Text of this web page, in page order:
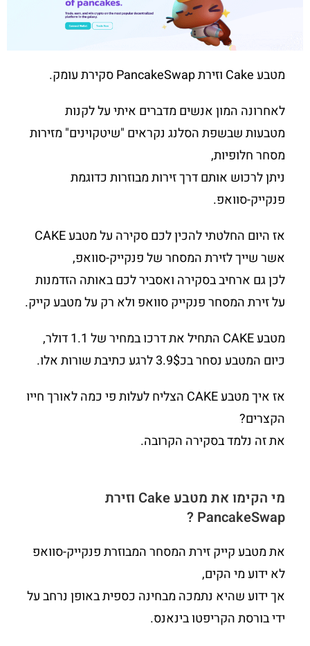
מטבע Cake וזירת PancakeSwap סקירת עומק.
לאחרונה המון אנשים מדברים איתי על לקנות
מטבעות שבשפת הסלנג נקראים "שיטקוינים" מזירות
מסחר חלופיות,
ניתן לרכוש אותם דרך זירות מבוזרות כדוגמת
פנקייק-סוואפ.
אז היום החלטתי להכין לכם סקירה על מטבע CAKE
אשר שייך לזירת המסחר של פנקייק-סוואפ,
לכן גם ארחיב בסקירה ואסביר לכם באותה הזדמנות
על זירת המסחר פנקייק סוואפ ולא רק על מטבע קייק.
מטבע CAKE התחיל את דרכו במחיר של 1.1 דולר,
כיום המטבע נסחר בכ3.9$ לרגע כתיבת שורות אלו.
אז איך מטבע CAKE הצליח לעלות פי כמה לאורך חייו
הקצרים?
את זה נלמד בסקירה הקרובה.
מי הקימו את מטבע Cake וזירת
PancakeSwap ?
את מטבע קייק זירת המסחר המבוזרת פנקייק-סוואפ
לא ידוע מי הקים,
אך ידוע שהיא נתמכה מבחינה כספית באופן נרחב על
ידי בורסת הקריפטו בינאנס.